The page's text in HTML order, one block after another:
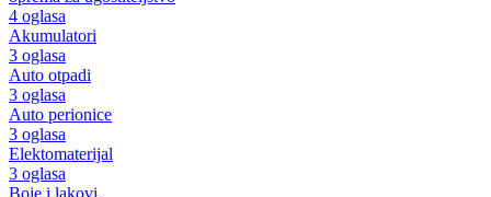
4 oglasa
Akumulatori
3 oglasa
Auto otpadi
3 oglasa
Auto perionice
3 oglasa
Elektomaterijal
3 oglasa
Boje i lakovi